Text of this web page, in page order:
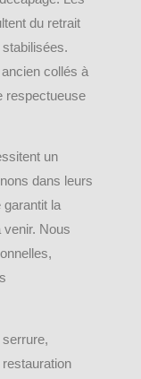
du retrait
collés à
respectueuse
un
dans leurs
garantit la
venir. Nous
serrure,
restauration